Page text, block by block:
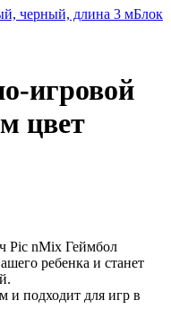
черный, длина 3 мБлок
игровой
цвет
Pic nMix Геймбол
ребенка и станет
и подходит для игр в